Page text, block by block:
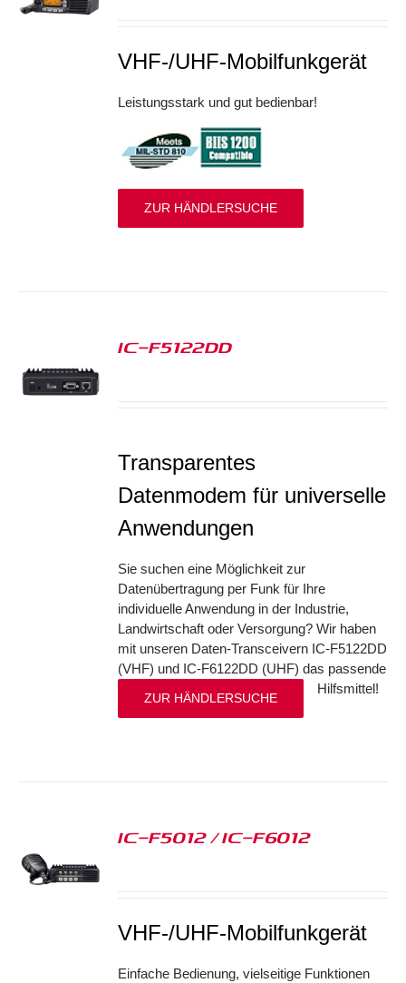
VHF-/UHF-Mobilfunkgerät
Leistungsstark und gut bedienbar!
ZUR HÄNDLERSUCHE
IC-F5122DD
Transparentes
Datenmodem für universelle
Anwendungen
Sie suchen eine Möglichkeit zur
Datenübertragung per Funk für Ihre
individuelle Anwendung in der Industrie,
Landwirtschaft oder Versorgung? Wir haben
mit unseren Daten-Transceivern IC-F5122DD
(VHF) und IC-F6122DD (UHF) das passende
Hilfsmittel!
ZUR HÄNDLERSUCHE
IC-F5012 / IC-F6012
VHF-/UHF-Mobilfunkgerät
Einfache Bedienung, vielseitige Funktionen